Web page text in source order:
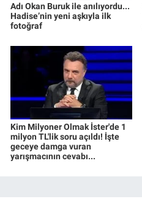
Adı Okan Buruk ile anılıyordu...
Hadise’nin yeni aşkıyla ilk
fotoğraf
Kim Milyoner Olmak İster'de 1
milyon TL'lik soru açıldı! İşte
geceye damga vuran
yarışmacının cevabı...